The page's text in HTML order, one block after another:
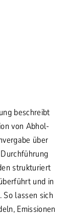
beschreibt
von Abhol-
über
strukturiert
und in
lassen sich
Emissionen